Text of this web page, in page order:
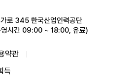
로 345 한국산업인력공단
영시간 09:00 ~ 18:00, 유료)
약관
득